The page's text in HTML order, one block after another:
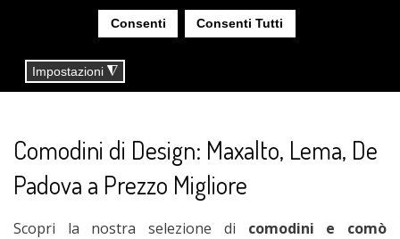
SEI QUI:HOME | SHOP | COMODINI COMÒ
Comodini di Design: Maxalto, Lema, De
Padova a Prezzo Migliore
Scopri la nostra selezione di comodini e comò